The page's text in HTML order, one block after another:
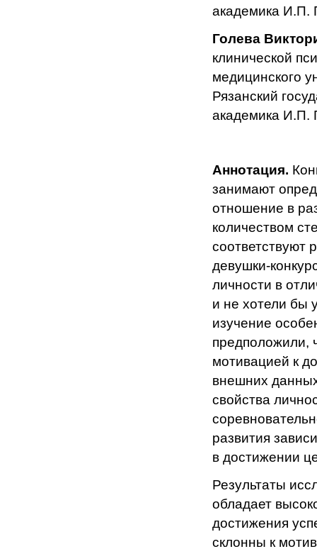
академика И.П.
Голева
клинической
медицинского
Рязанский
академика И.П.
Аннотация.
занимают
отношение в
количеством
соответствуют
девушки-
личности в
и не хотели бы
изучение
предположили,
мотивацией к
внешних
свойства
развития
в достижении
Результаты
обладает
достижения
склонны к